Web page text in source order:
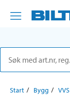
Start Bygg VVS